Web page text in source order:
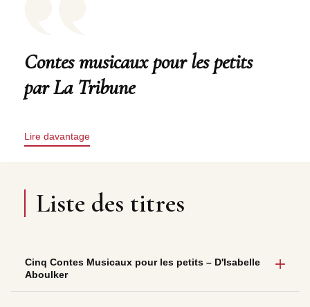
Contes musicaux pour les petits
par La Tribune
Lire davantage
Liste des titres
Cinq Contes Musicaux pour les petits – D'Isabelle
Aboulker